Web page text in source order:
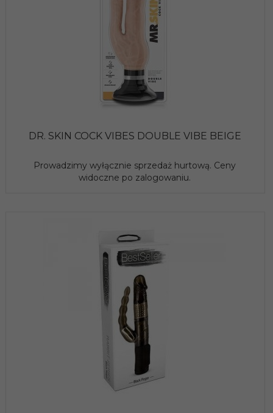
DR. SKIN COCK VIBES DOUBLE VIBE BEIGE
Prowadzimy wyłącznie sprzedaż hurtową. Ceny
widoczne po zalogowaniu.